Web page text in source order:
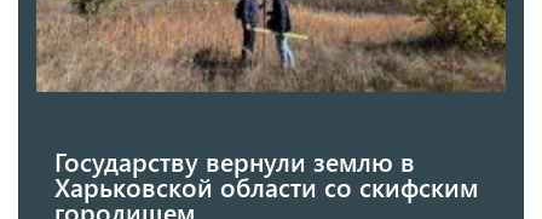
Государству вернули землю в
Харьковской области со скифским
городищем